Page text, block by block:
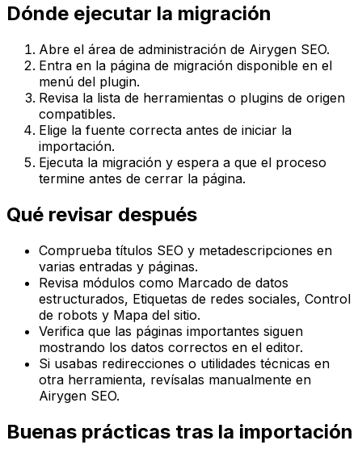
Dónde ejecutar la migración
Abre el área de administración de Airygen SEO.
Entra en la página de migración disponible en el
menú del plugin.
Revisa la lista de herramientas o plugins de origen
compatibles.
Elige la fuente correcta antes de iniciar la
importación.
Ejecuta la migración y espera a que el proceso
termine antes de cerrar la página.
Qué revisar después
Comprueba títulos SEO y metadescripciones en
varias entradas y páginas.
Revisa módulos como Marcado de datos
estructurados, Etiquetas de redes sociales, Control
de robots y Mapa del sitio.
Verifica que las páginas importantes siguen
mostrando los datos correctos en el editor.
Si usabas redirecciones o utilidades técnicas en
otra herramienta, revísalas manualmente en
Airygen SEO.
Buenas prácticas tras la importación